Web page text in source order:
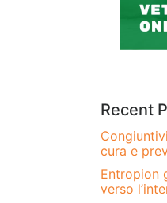
Recent
cura e
Entropion
verso